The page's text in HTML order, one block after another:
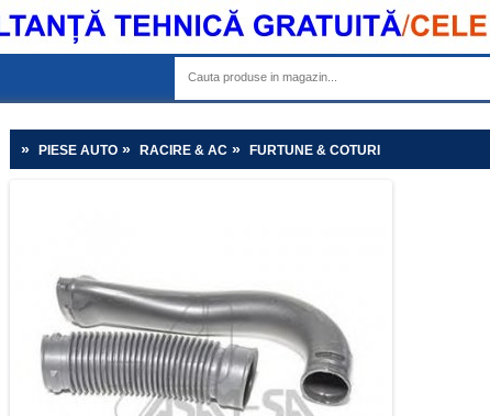
» PIESE AUTO » RACIRE & AC » FURTUNE & COTURI